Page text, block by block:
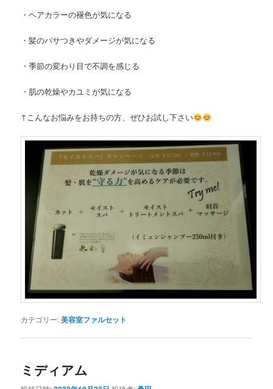
・ヘアカラーの褪色が気になる
・髪のパサつきやダメージが気になる
・季節の変わり目で不調を感じる
・肌の乾燥やカユミが気になる
↑こんなお悩みをお持ちの方、ぜひお試し下さい
カテゴリー:美容室ファルセット
ミディアム